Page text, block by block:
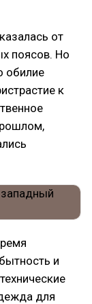
от
поясов. Но
обилие
к
и
для